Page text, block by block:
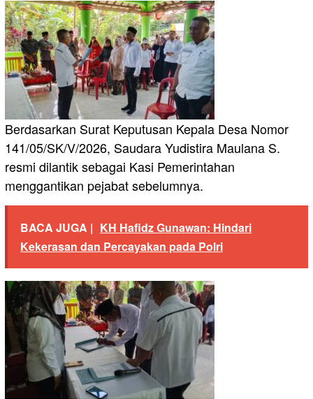
Berdasarkan Surat Keputusan Kepala Desa Nomor
141/05/SK/V/2026, Saudara Yudistira Maulana S.
resmi dilantik sebagai Kasi Pemerintahan
menggantikan pejabat sebelumnya.
BACA JUGA | KH Hafidz Gunawan: Hindari
Kekerasan dan Percayakan pada Polri